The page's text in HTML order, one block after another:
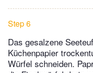
Step 6
Das gesalzene
Küchenpapier
Würfel schneiden.